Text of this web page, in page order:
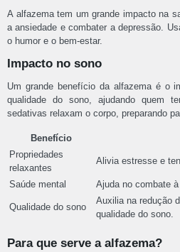
A alfazema tem um grande impacto na
a ansiedade e combater a depressão.
o humor e o bem-estar.
Impacto no sono
Um grande benefício da alfazema é o
qualidade do sono, ajudando quem
sedativas relaxam o corpo, preparando
Benefício
Propriedades
relaxantes
Alivia estresse e
Saúde mental Ajuda no combate
Qualidade do sono
Auxilia na redução
qualidade do sono.
Para que serve a alfazema?